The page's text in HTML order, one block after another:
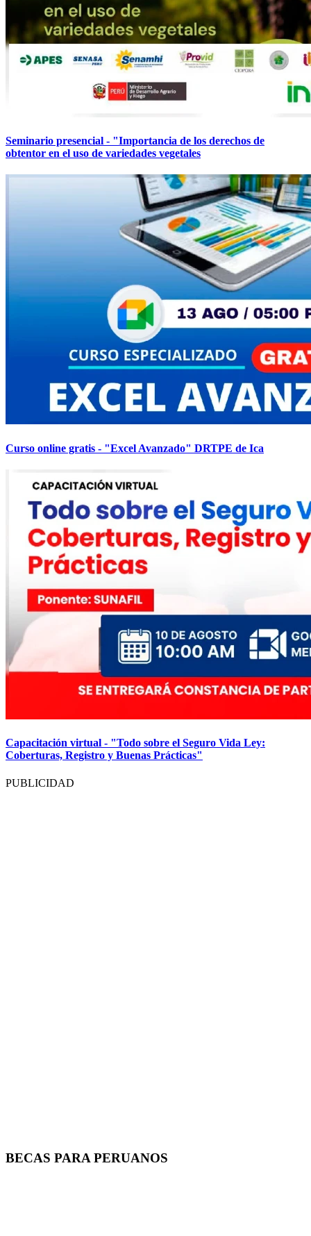
Seminario presencial - "Importancia de los derechos de
obtentor en el uso de variedades vegetales
Curso online gratis - "Excel Avanzado" DRTPE de Ica
Capacitación virtual - "Todo sobre el Seguro Vida Ley:
Coberturas, Registro y Buenas Prácticas"
PUBLICIDAD
BECAS PARA PERUANOS